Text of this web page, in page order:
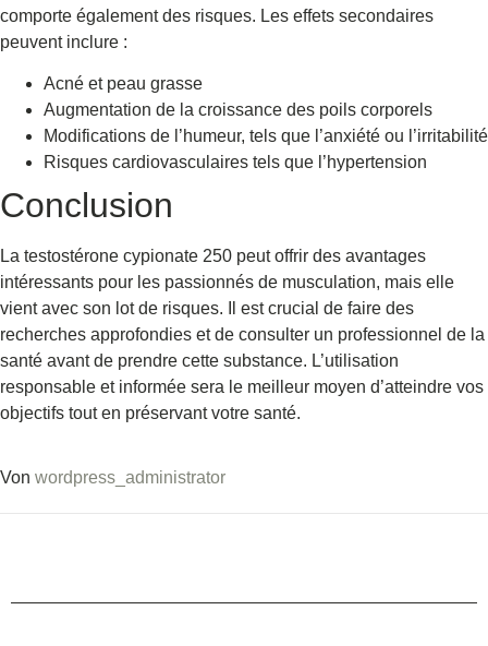
comporte également des risques. Les effets secondaires
peuvent inclure :
Acné et peau grasse
Augmentation de la croissance des poils corporels
Modifications de l’humeur, tels que l’anxiété ou l’irritabilité
Risques cardiovasculaires tels que l’hypertension
Conclusion
La testostérone cypionate 250 peut offrir des avantages
intéressants pour les passionnés de musculation, mais elle
vient avec son lot de risques. Il est crucial de faire des
recherches approfondies et de consulter un professionnel de la
santé avant de prendre cette substance. L’utilisation
responsable et informée sera le meilleur moyen d’atteindre vos
objectifs tout en préservant votre santé.
Von wordpress_administrator